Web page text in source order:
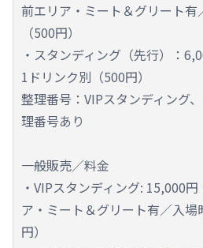
前エリア・ミート＆グリート
（500円）
・スタンディング（先行）：
1ドリンク別（500円）
整理番号：VIPスタンディング
理番号あり
一般販売／料金
・VIPスタンディング: 15,000
ア・ミート＆グリート有／入
円）